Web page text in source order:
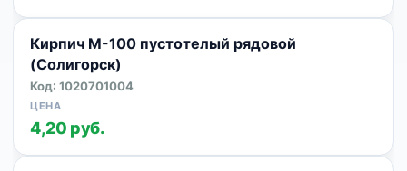
Кирпич М-100 пустотелый рядовой
(Солигорск)
Код: 1020701004
4,20 руб.